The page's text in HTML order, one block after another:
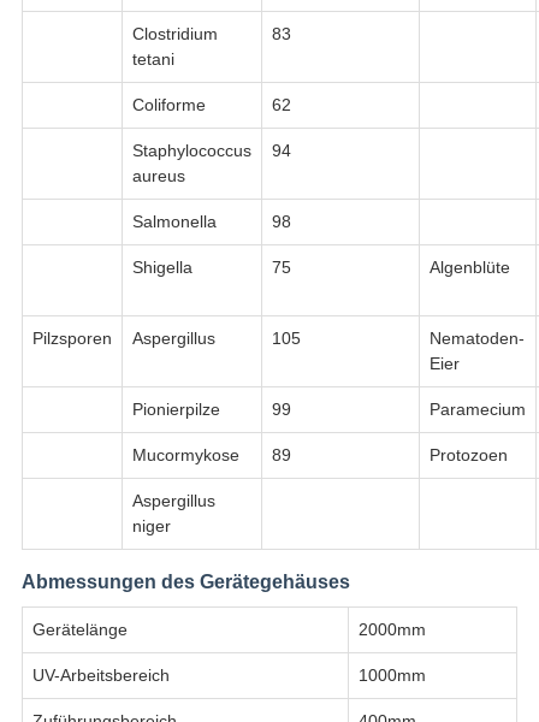
Clostridium
tetani
83
Coliforme 62
Staphylococcus
aureus
94
Salmonella 98
Shigella 75 Algenblüte
Pilzsporen Aspergillus 105
Nematoden-
Eier
Pionierpilze 99 Paramecium
Mucormykose 89 Protozoen
Aspergillus
niger
Abmessungen des Gerätegehäuses
Gerätelänge 2000mm
UV-Arbeitsbereich 1000mm